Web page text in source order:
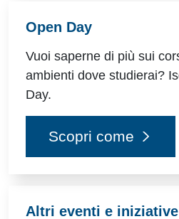
Open Day
Vuoi saperne di più sui
ambienti dove studierai?
Day.
Scopri come
Altri eventi e iniziative